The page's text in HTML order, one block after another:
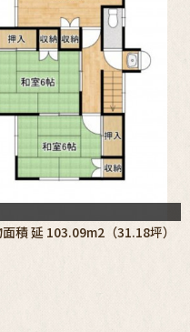
積 延 103.09m2（31.18坪）